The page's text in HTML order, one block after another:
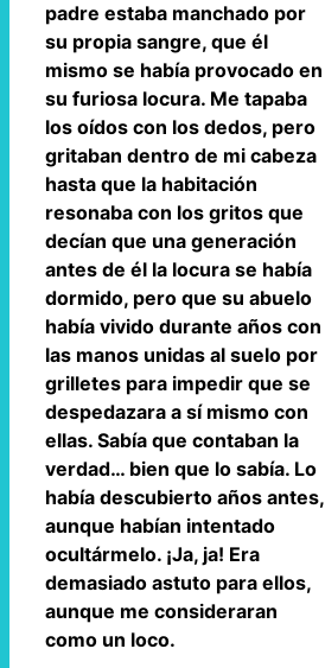
padre estaba manchado por
su propia sangre, que él
mismo se había provocado en
su furiosa locura. Me tapaba
los oídos con los dedos, pero
gritaban dentro de mi cabeza
hasta que la habitación
resonaba con los gritos que
decían que una generación
antes de él la locura se había
dormido, pero que su abuelo
había vivido durante años con
las manos unidas al suelo por
grilletes para impedir que se
despedazara a sí mismo con
ellas. Sabía que contaban la
verdad… bien que lo sabía. Lo
había descubierto años antes,
aunque habían intentado
ocultármelo. ¡Ja, ja! Era
demasiado astuto para ellos,
aunque me consideraran
como un loco.